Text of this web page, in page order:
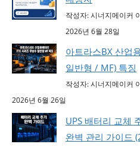
작성자: 시너지메이커
2026년 6월 28일
아트라스BX 산업
일반형 / MF) 특징
작성자: 시너지메이커
2026년 6월 26일
UPS 배터리 교체
완벽 관리 가이드